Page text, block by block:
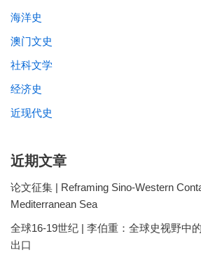
海洋史
澳门文史
社科文学
经济史
近现代史
近期文章
论文征集 | Reframing Sino-Western
Mediterranean Sea
全球16-19世纪 | 李伯重：全球史视野中
出口